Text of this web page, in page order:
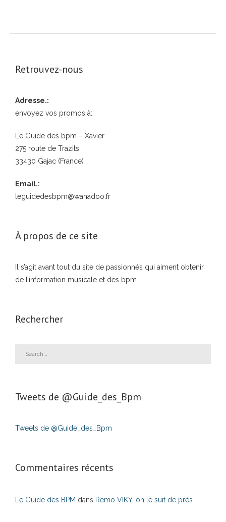
Retrouvez-nous
Adresse.:
envoyez vos promos à:
Le Guide des bpm – Xavier
275 route de Trazits
33430 Gajac (France)
Email.:
leguidedesbpm@wanadoo.fr
À propos de ce site
Il s’agit avant tout du site de passionnés qui aiment obtenir
de l’information musicale et des bpm.
Rechercher
Tweets de ‎@Guide_des_Bpm
Tweets de @Guide_des_Bpm
Commentaires récents
Le Guide des BPM dans Remo VIKY, on le suit de près